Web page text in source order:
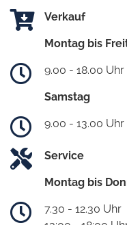
Verkauf
Montag bis
9.00 - 18.00 Uhr
Samstag
9.00 - 13.00 Uhr
Service
Montag bis
7.30 - 12.30 Uhr